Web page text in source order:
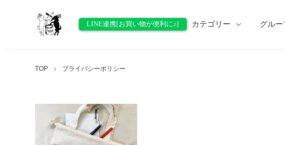
LINE連携[お買い物が便利に♪] カテゴリー グルー
TOP プライバシーポリシー